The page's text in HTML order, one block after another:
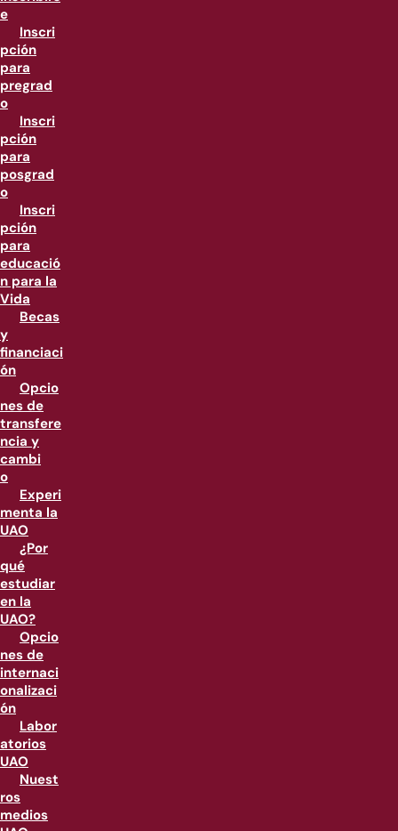
e
Inscri
pción
para
pregrad
o
Inscri
pción
para
posgrad
o
Inscri
pción
para
educació
n para la
Vida
Becas
y
financiaci
ón
Opcio
nes de
transfere
ncia y
cambi
o
Experi
menta la
UAO
¿Por
qué
estudiar
en la
UAO?
Opcio
nes de
internaci
onalizaci
ón
Labor
atorios
UAO
Nuest
ros
medios